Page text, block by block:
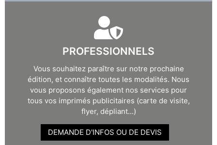
PROFESSIONNELS
Vous souhaitez paraître sur notre prochaine
édition, et connaître toutes les modalités. Nous
vous proposons également nos services pour
tous vos imprimés publicitaires (carte de visite,
flyer, dépliant...)
DEMANDE D'INFOS OU DE DEVIS